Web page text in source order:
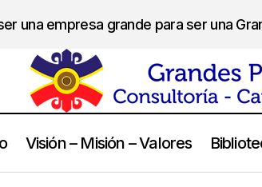
una empresa grande para ser una
Visión – Misión – Valores